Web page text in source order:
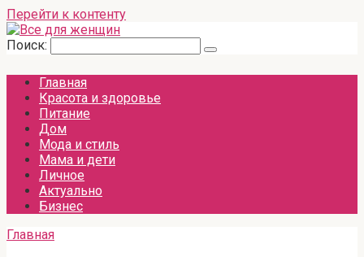
Перейти к контенту
Поиск:
Главная
Красота и здоровье
Питание
Дом
Мода и стиль
Мама и дети
Личное
Актуально
Бизнес
Главная